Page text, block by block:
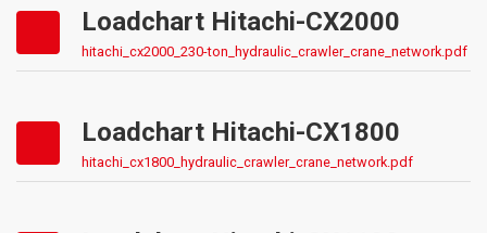
Loadchart Hitachi-CX2000
hitachi_cx2000_230-ton_hydraulic_crawler_crane_network.pdf
Loadchart Hitachi-CX1800
hitachi_cx1800_hydraulic_crawler_crane_network.pdf